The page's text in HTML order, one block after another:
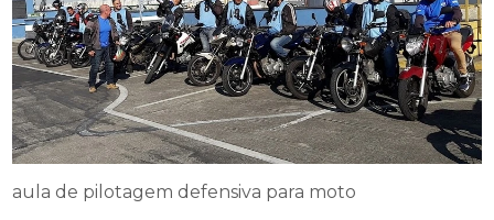
aula de pilotagem defensiva para moto